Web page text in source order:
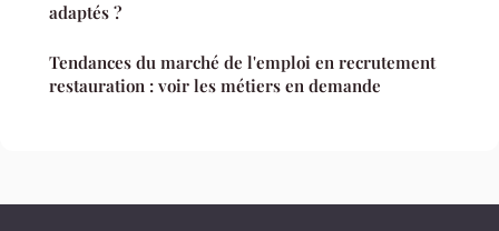
adaptés ?
Tendances du marché de l'emploi en recrutement
restauration : voir les métiers en demande